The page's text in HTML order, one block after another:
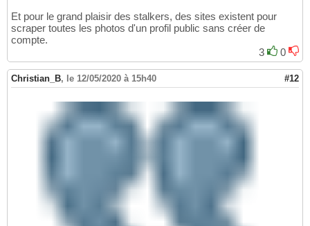
Et pour le grand plaisir des stalkers, des sites existent pour
scraper toutes les photos d'un profil public sans créer de
compte.
3
0
Christian_B, le 12/05/2020 à 15h40 #12